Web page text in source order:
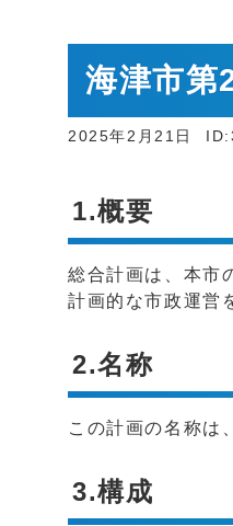
海津市第
2025年2月21日
1.概要
総合計画は、本市
計画的な市政運営
2.名称
この計画の名称は
3.構成